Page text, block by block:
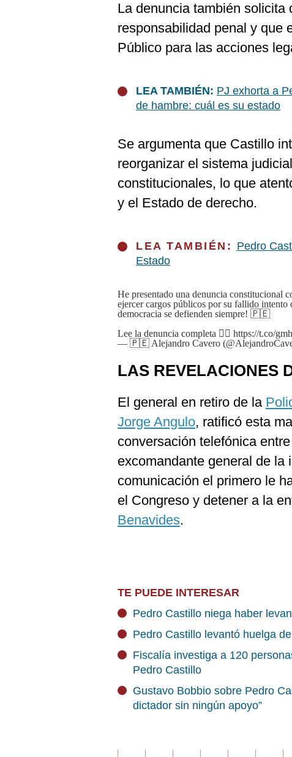
La denuncia también solicita
responsabilidad penal y que
Público para las acciones
LEA TAMBIÉN: PJ exhorta a
de hambre: cuál es su estado
Se argumenta que Castillo
reorganizar el sistema
constitucionales, lo que
y el Estado de derecho.
LEA TAMBIÉN: Pedro
Estado
He presentado una denuncia constitucional
ejercer cargos públicos por su fallido
democracia se defienden siempre! 🇵🇪
Lee la denuncia completa 👉🏻 https://t.co/
— 🇵🇪 Alejandro Cavero
LAS REVELACIONES
El general en retiro de la
Jorge Angulo, ratificó esta
conversación telefónica
excomandante general de la
comunicación el primero le
el Congreso y detener a la
Benavides.
TE PUEDE INTERESAR
Pedro Castillo niega haber
Pedro Castillo levantó huelga
Fiscalía investiga a 120
Pedro Castillo
Gustavo Bobbio sobre Pedro
dictador sin ningún apoyo”